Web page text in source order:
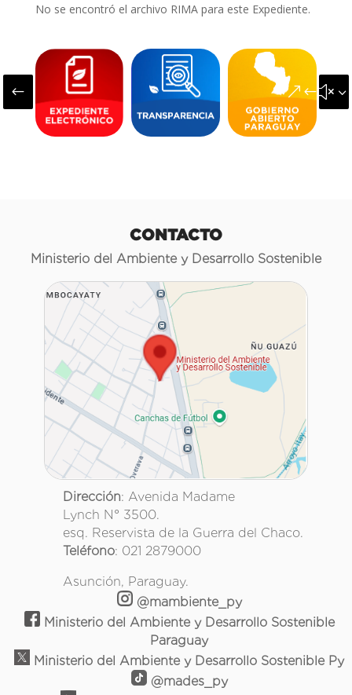
No se encontró el archivo RIMA para este Expediente.
#
CONTACTO
Ministerio del Ambiente y Desarrollo Sostenible
Dirección: Avenida Madame
Lynch N° 3500.
esq. Reservista de la Guerra del Chaco.
Teléfono: 021 2879000
Asunción, Paraguay.
@mambiente_py
Ministerio del Ambiente y Desarrollo Sostenible
Paraguay
Ministerio del Ambiente y Desarrollo Sostenible Py
@mades_py